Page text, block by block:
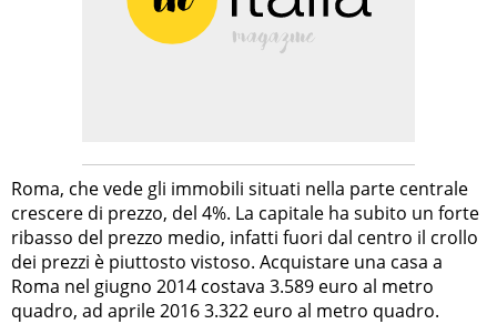
Roma, che vede gli immobili situati nella parte centrale
crescere di prezzo, del 4%. La capitale ha subito un forte
ribasso del prezzo medio, infatti fuori dal centro il crollo
dei prezzi è piuttosto vistoso. Acquistare una casa a
Roma nel giugno 2014 costava 3.589 euro al metro
quadro, ad aprile 2016 3.322 euro al metro quadro.